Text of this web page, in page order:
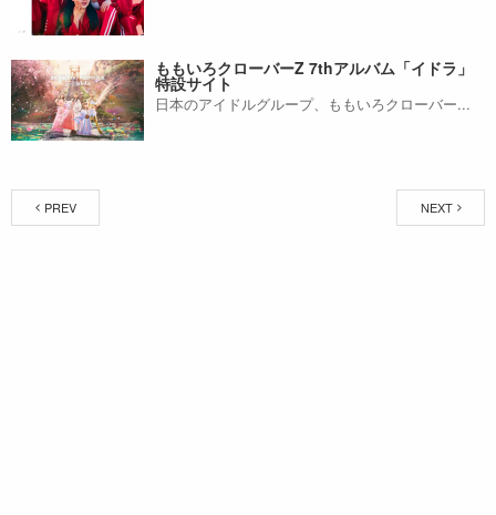
ももいろクローバーZ 7thアルバム「イドラ」
特設サイト
日本のアイドルグループ、ももいろクローバー...
PREV NEXT